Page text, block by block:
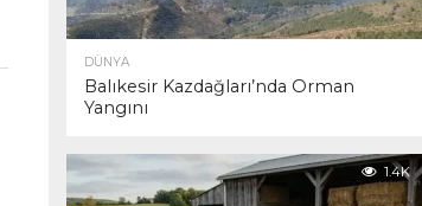
DÜNYA
Balıkesir Kazdağları’nda Orman
Yangını
1.4K